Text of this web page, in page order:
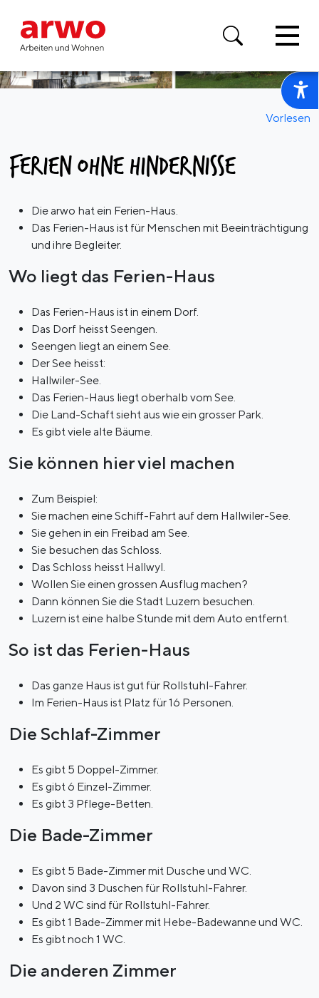
Vorlesen
FERIEN OHNE HINDERNISSE
Die arwo hat ein Ferien-Haus.
Das Ferien-Haus ist für Menschen mit Beeinträchtigung
und ihre Begleiter.
Wo liegt das Ferien-Haus
Das Ferien-Haus ist in einem Dorf.
Das Dorf heisst Seengen.
Seengen liegt an einem See.
Der See heisst:
Hallwiler-See.
Das Ferien-Haus liegt oberhalb vom See.
Die Land-Schaft sieht aus wie ein grosser Park.
Es gibt viele alte Bäume.
Sie können hier viel machen
Zum Beispiel:
Sie machen eine Schiff-Fahrt auf dem Hallwiler-See.
Sie gehen in ein Freibad am See.
Sie besuchen das Schloss.
Das Schloss heisst Hallwyl.
Wollen Sie einen grossen Ausflug machen?
Dann können Sie die Stadt Luzern besuchen.
Luzern ist eine halbe Stunde mit dem Auto entfernt.
So ist das Ferien-Haus
Das ganze Haus ist gut für Rollstuhl-Fahrer.
Im Ferien-Haus ist Platz für 16 Personen.
Die Schlaf-Zimmer
Es gibt 5 Doppel-Zimmer.
Es gibt 6 Einzel-Zimmer.
Es gibt 3 Pflege-Betten.
Die Bade-Zimmer
Es gibt 5 Bade-Zimmer mit Dusche und WC.
Davon sind 3 Duschen für Rollstuhl-Fahrer.
Und 2 WC sind für Rollstuhl-Fahrer.
Es gibt 1 Bade-Zimmer mit Hebe-Badewanne und WC.
Es gibt noch 1 WC.
Die anderen Zimmer